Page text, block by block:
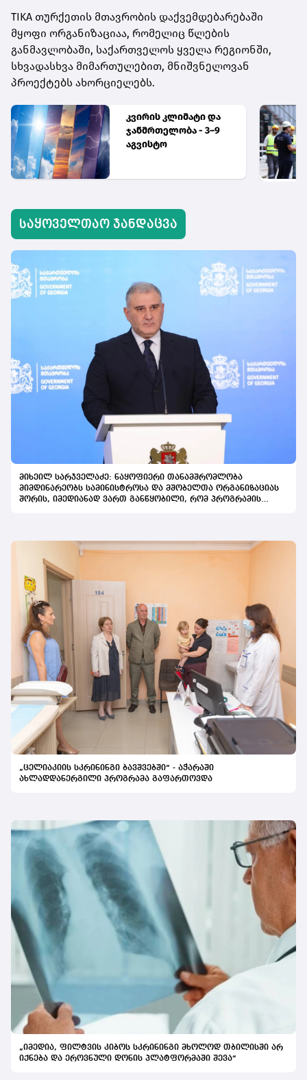
TIKA თურქეთის მთავრობის დაქვემდებარებაში
მყოფი ორგანიზაციაა, რომელიც წლების
განმავლობაში, საქართველოს ყველა რეგიონში,
სხვადასხვა მიმართულებით, მნიშვნელოვან
პროექტებს ახორციელებს.
კვირის კლიმატი და
ჯანმრთელობა - 3–9
აგვისტო
საყოველთაო ჯანდაცვა
მიხეილ სარჯველაძე: ნაყოფიერი თანამშრომლობა
მიმდინარეობს სამინისტროსა და მშობელთა ორგანიზაციას
შორის, იმედიანად ვართ განწყობილი, რომ პროგრამის
„ცელიაკიის სკრინინგი ბავშვებში“ - აჭარაში
ახლადდანერგილი პროგრამა გაფართოვდა
„იმედია, ფილტვის კიბოს სკრინინგი მხოლოდ თბილისში არ
იქნება და ეროვნული დონის პლატფორმაში შევა“